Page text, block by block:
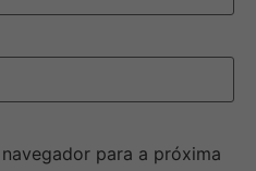
para a próxima